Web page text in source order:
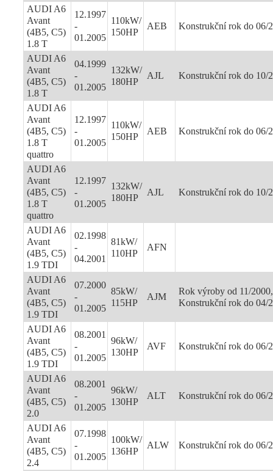
AUDI A6
Avant
(4B5, C5)
1.8 T
12.1997
-
01.2005
110kW/
150HP
AEB Konstrukční rok do 06/
AUDI A6
Avant
(4B5, C5)
1.8 T
04.1999
-
01.2005
132kW/
180HP
AJL Konstrukční rok do 10/
AUDI A6
Avant
(4B5, C5)
1.8 T
quattro
12.1997
-
01.2005
110kW/
150HP
AEB Konstrukční rok do 06/
AUDI A6
Avant
(4B5, C5)
1.8 T
quattro
12.1997
-
01.2005
132kW/
180HP
AJL Konstrukční rok do 10/
AUDI A6
Avant
(4B5, C5)
1.9 TDI
02.1998
-
04.2001
81kW/
110HP
AFN
AUDI A6
Avant
(4B5, C5)
1.9 TDI
07.2000
-
01.2005
85kW/
115HP
AJM
Rok výroby od 11/2000,
Konstrukční rok do 04/
AUDI A6
Avant
(4B5, C5)
1.9 TDI
08.2001
-
01.2005
96kW/
130HP
AVF Konstrukční rok do 06/
AUDI A6
Avant
(4B5, C5)
2.0
08.2001
-
01.2005
96kW/
130HP
ALT Konstrukční rok do 06/
AUDI A6
Avant
(4B5, C5)
2.4
07.1998
-
01.2005
100kW/
136HP
ALW Konstrukční rok do 06/